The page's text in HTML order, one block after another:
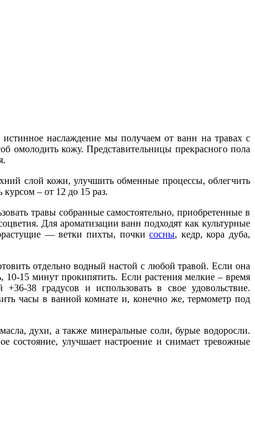
наслаждение мы получаем от ванн на травах с
омолодить кожу. Представительницы прекрасного пола
слой кожи, улучшить обменные процессы, облегчить
– от 12 до 15 раз.
травы собранные самостоятельно, приобретенные в
Для ароматизации ванн подходят как культурные
— ветки пихты, почкисосны, кедр, кора дуба,
отдельно водный настой с любой травой. Если она
10-15 минут прокипятить. Если растения мелкие – время
+36-38 градусов и использовать в свое удовольствие.
часы в ванной комнате и, конечно же, термометр под
духи, а также минеральные соли, бурые водоросли.
состояние, улучшает настроение и снимает тревожные